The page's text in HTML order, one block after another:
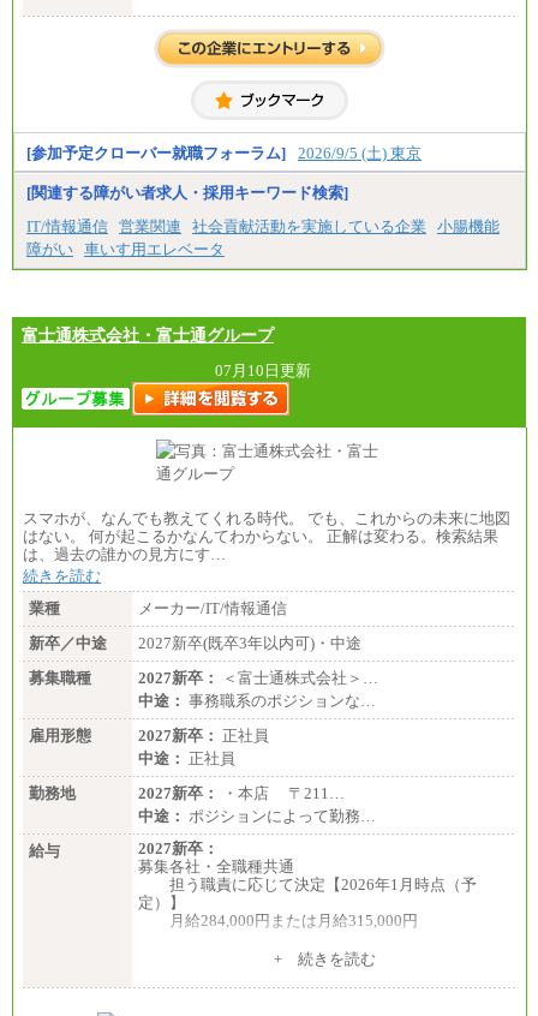
月給 200,000円～250,000円
入社時の処遇は経験・能力を考慮の上、当社規程に
より決定します。
お伝えします。
[参加予定クローバー就職フォーラム] 2026/9/5 (土) 東京
[関連する障がい者求人・採用キーワード検索]
IT/情報通信 営業関連 社会貢献活動を実施している企業
小腸機能
障がい 車いす用エレベータ
富士通株式会社・富士通グループ
07月10日更新
スマホが、なんでも教えてくれる時代。 でも、これからの未来に地図
はない。 何が起こるかなんてわからない。 正解は変わる。検索結果
は、過去の誰かの見方にす…
続きを読む
業種
メーカー/IT/情報通信
新卒／中途
2027新卒(既卒3年以内可)・中途
募集職種
2027新卒：
＜富士通株式会社＞…
中途： 事務職系のポジションな…
雇用形態
2027新卒： 正社員
中途： 正社員
勤務地
2027新卒：
・本店 〒211…
中途： ポジションによって勤務…
給与
2027新卒：
募集各社・全職種共通
担う職責に応じて決定【2026年1月時点（予
定）】
月給284,000円または月給315,000円
※入社後早期から、自律的な業務遂行が求めら
す。
+ 続きを読む